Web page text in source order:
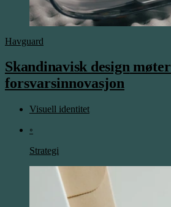
Havguard
Skandinavisk designmøter
forsvarsinnovasjon
Visuell identitet
◦
Strategi